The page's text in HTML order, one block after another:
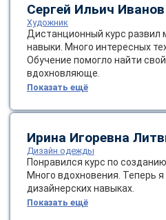
Сергей Ильич Иванов
Художник
Дистанционный курс развил
навыки. Много интересных
Обучение помогло найти
вдохновляюще.
Показать ещё
Ирина Игоревна
Дизайн одежды
Понравился курс по
Много вдохновения. Теперь я
дизайнерских навыках.
Показать ещё
Vkontakte
Max